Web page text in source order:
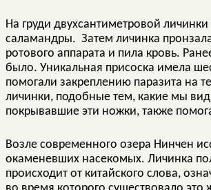
На груди двухсантиметровой
саламандры. Затем личинка
ротового аппарата и пила кровь.
было. Уникальная присоска имела
помогали закреплению паразита на
личинки, подобные тем, какие мы
покрывавшие эти ножки, также
Возле современного озера Нинчен
окаменевших насекомых. Личинка
происходит от китайского слова,